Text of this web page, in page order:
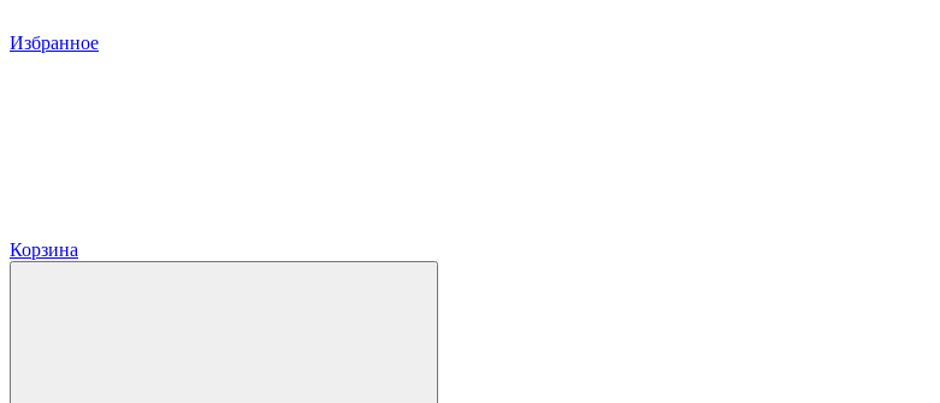
Избранное
Корзина